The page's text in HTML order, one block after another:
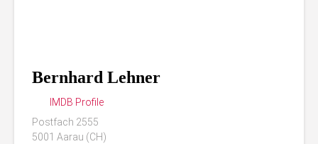
Bernhard Lehner
IMDB Profile
Postfach 2555
5001 Aarau (CH)